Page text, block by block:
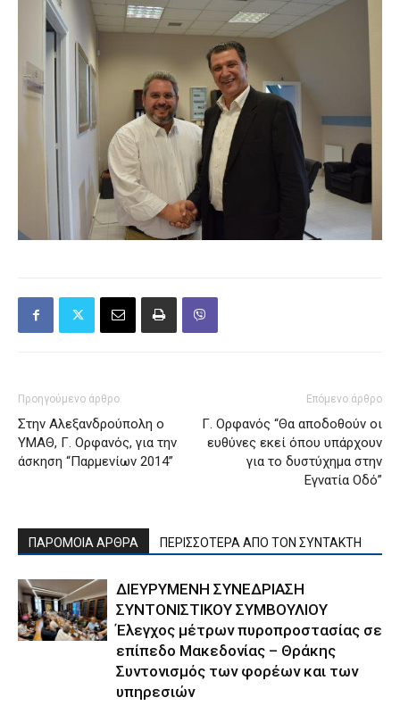
Προηγούμενο άρθρο
Στην Αλεξανδρούπολη ο
ΥΜΑΘ, Γ. Ορφανός, για την
άσκηση “Παρμενίων 2014”
Επόμενο άρθρο
Γ. Ορφανός “Θα αποδοθούν οι
ευθύνες εκεί όπου υπάρχουν
για το δυστύχημα στην
Εγνατία Οδό”
ΠΑΡΟΜΟΙΑ ΑΡΘΡΑ ΠΕΡΙΣΣΟΤΕΡΑ ΑΠΟ ΤΟΝ ΣΥΝΤΑΚΤΗ
ΔΙΕΥΡΥΜΕΝΗ ΣΥΝΕΔΡΙΑΣΗ
ΣΥΝΤΟΝΙΣΤΙΚΟΥ ΣΥΜΒΟΥΛΙΟΥ
Έλεγχος μέτρων πυροπροστασίας σε
επίπεδο Μακεδονίας – Θράκης
Συντονισμός των φορέων και των
υπηρεσιών